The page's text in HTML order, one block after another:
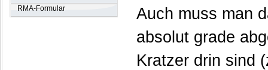
RMA-Formular
Auch muss man
absolut grade
Kratzer drin sind